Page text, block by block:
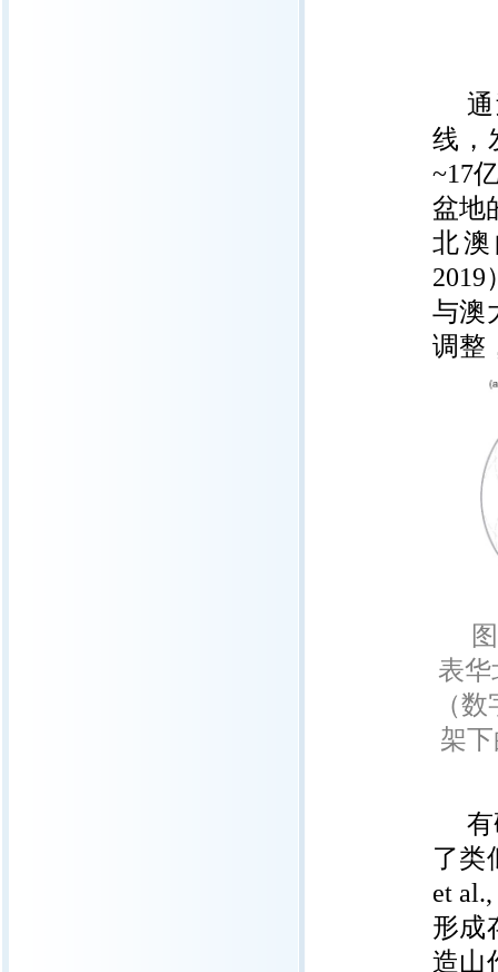
线，
~17
盆地
北
2019
与澳
调整
图
表
（
架
了类
et
形成
造山